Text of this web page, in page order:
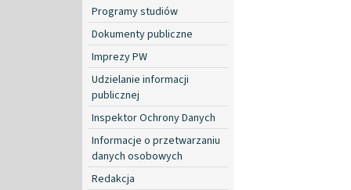
Programy studiów
Dokumenty publiczne
Imprezy PW
Udzielanie informacji
publicznej
Inspektor Ochrony Danych
Informacje o przetwarzaniu
danych osobowych
Redakcja